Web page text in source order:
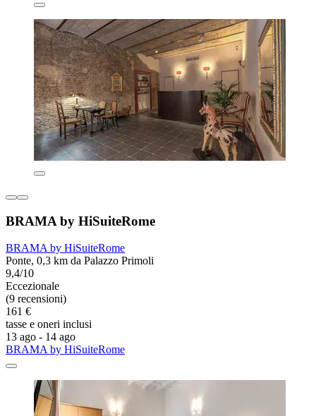
BRAMA by HiSuiteRome
BRAMA by HiSuiteRome
Ponte, 0,3 km da Palazzo Primoli
9,4/10
Eccezionale
(9 recensioni)
161 €
tasse e oneri inclusi
13 ago - 14 ago
BRAMA by HiSuiteRome